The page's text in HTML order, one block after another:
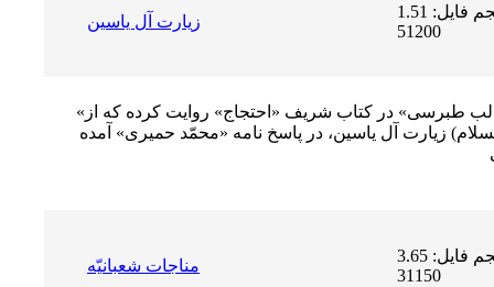
زيارت آل ياسين
حجم فایل: 1.51 MB | دریافت ها:
51200
«شیخ جلیل، احمد بن على بن ابى طالب طبرسى» در کتاب شریف «احتجاج» روایت کرده که از
زیارت آل ياسين، در پاسخ نامه «محمّد حمیرى» آمده
مناجات شعبانیّه
حجم فایل: 3.65 MB | دریافت ها:
31150